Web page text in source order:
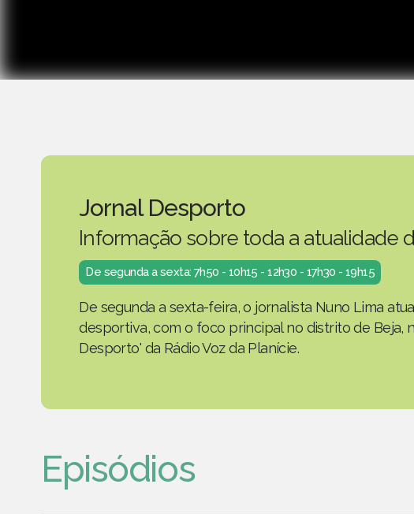
Jornal Desporto
Informação sobre toda a atualidade
De segunda a sexta: 7h50 - 10h15 - 12h30 - 17h30 - 19h15
De segunda a sexta-feira, o jornalista Nuno Lima
desportiva, com o foco principal no distrito de Beja,
Desporto' da Rádio Voz da Planície.
Episódios